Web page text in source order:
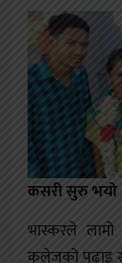
कसरी सुरु भयो
भास्करले
कलेजको पढाइ